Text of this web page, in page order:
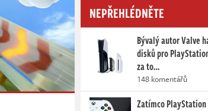
NEPŘEHLÉDNĚTE
Bývalý autor Valve
disků pro
za to…
148 komentářů
Zatímco